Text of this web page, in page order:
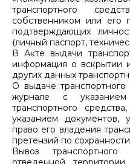
транспортного
собственником или его
подтверждающих
(личный паспорт,
В Акте выдачи
информация о вскрытии
других данных
О выдаче транспортного
журнале с
транспортного
указанием документов,
право его владения
претензий по
Вывоз